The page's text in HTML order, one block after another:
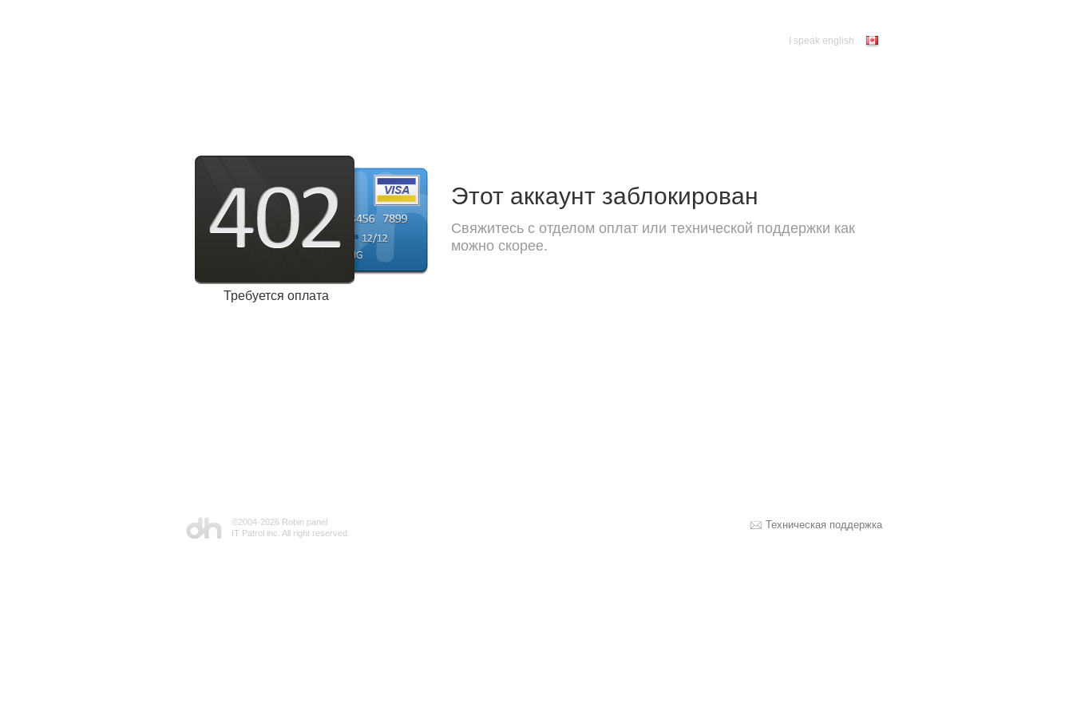
I speak english
Требуется оплата
Этот аккаунт заблокирован
Свяжитесь с отделом оплат или технической поддержки как
можно скорее.
Техническая поддержка
©2004-2026 Robin panel
IT Patrol inc. All right reserved.